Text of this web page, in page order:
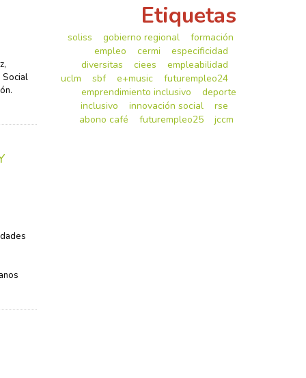
Social
Etiquetas
soliss gobierno regional
formación
empleo
cermi
especificidad
diversitas
ciees
empleabilidad
uclm
sbf e+music
futurempleo24
emprendimiento inclusivo
deporte
inclusivo
innovación social
rse
abono café
futurempleo25 jccm